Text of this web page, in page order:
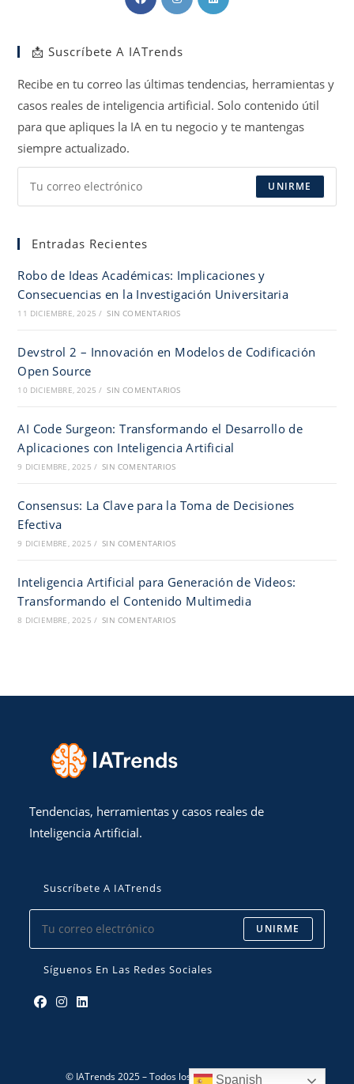
abre
una
pestaña
abre
pestañapestaña
📩 Suscríbete A IATrends
Recibe en tu correo las últimas tendencias, herramientas y
casos reales de inteligencia artificial. Solo contenido útil
para que apliques la IA en tu negocio y te mantengas
siempre actualizado.
UNIRME
Entradas Recientes
Robo de Ideas Académicas: Implicaciones y
Consecuencias en la Investigación Universitaria
11 DICIEMBRE, 2025 / SIN COMENTARIOS
Devstrol 2 – Innovación en Modelos de Codificación
Open Source
10 DICIEMBRE, 2025 / SIN COMENTARIOS
AI Code Surgeon: Transformando el Desarrollo de
Aplicaciones con Inteligencia Artificial
9 DICIEMBRE, 2025 / SIN COMENTARIOS
Consensus: La Clave para la Toma de Decisiones
Efectiva
9 DICIEMBRE, 2025 / SIN COMENTARIOS
Inteligencia Artificial para Generación de Videos:
Transformando el Contenido Multimedia
8 DICIEMBRE, 2025 / SIN COMENTARIOS
Tendencias, herramientas y casos reales de
Inteligencia Artificial.
Suscríbete A IATrends
UNIRME
Síguenos En Las Redes Sociales
© IATrends 2025 – Todos los derechos reservados.
Spanish